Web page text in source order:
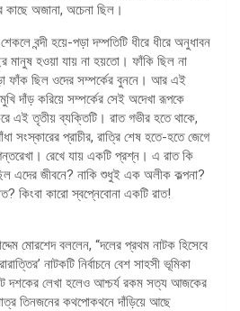
অজানা, অচেনা ছিল।
বন্দী হয়ে-পড়া দম্পতিটি ধীরে ধীরে অনুধাবন
মানুষ হওয়া যায় না হয়তো। ফাঁকি ছিল না
ফাঁক ছিল ওদের সম্পর্কের বুননে। আর এই
দাঁড় করিয়ে সম্পর্কের সেই অদেখা রূপকে
এই তৃতীয় ব্যক্তিটি। রাত গভীর হতে থাকে,
সংস্কারের প্রাচীর, রাত্রি শেষ হতে-হতে জেগে
রেখে যায় একটি প্রশ্ন। এ রাত কি
এদের জীবনে? নাকি শুধুই এক অলীক কল্পনা?
কিংবা কারো স্বপ্নেবোনা একটি রাত!
মোরশেদ বললেন, “দলের প্রথম নাটক হিসেবে
নাটকটি নির্বাচনে বেশ সাহসী ভূমিকা
দশকের লেখা হলেও আশ্চর্য রকম সত্য আজকের
তিনজনের কথপোকথনে দাঁড়িয়ে আছে